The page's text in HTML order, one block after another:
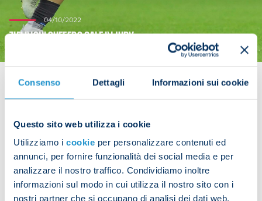
Consenso Dettagli Informazioni sui cookie
Questo sito web utilizza i cookie
Utilizziamo i cookie per personalizzare contenuti ed
annunci, per fornire funzionalità dei social media e per
analizzare il nostro traffico. Condividiamo inoltre
informazioni sul modo in cui utilizza il nostro sito con i
nostri partner che si occupano di analisi dei dati web,
04/10/2022
ZIELINSKI SUFFERS CALF INJURY
Piotr Zielinski was withdrawn at half time of the 6-
a right calf injury.